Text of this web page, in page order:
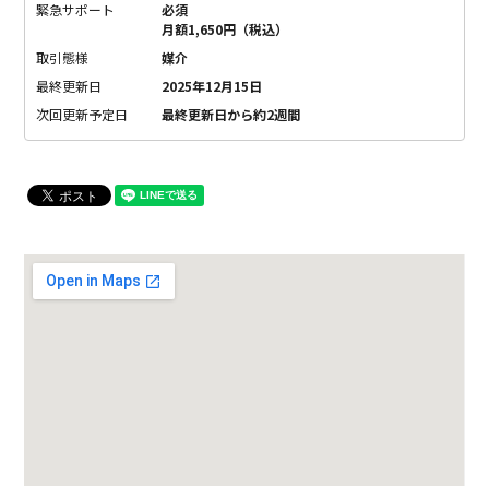
緊急サポート
必須
月額1,650円（税込）
取引態様
媒介
最終更新日
2025年12月15日
次回更新予定日
最終更新日から約2週間